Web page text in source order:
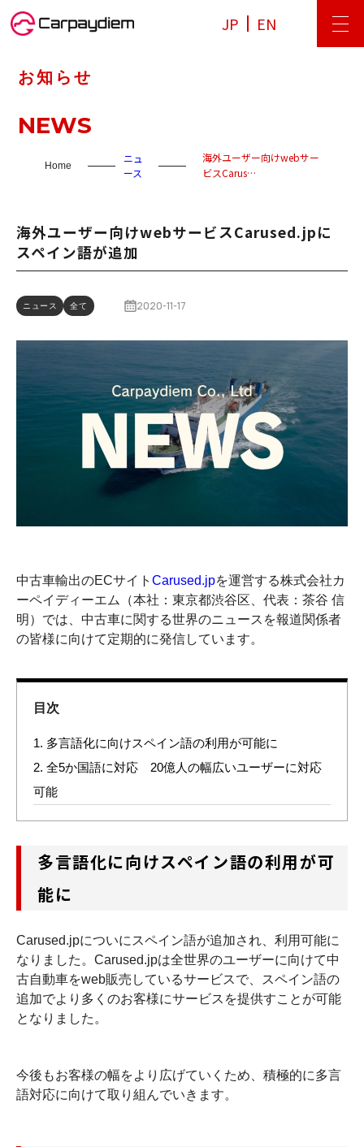
JP EN
お知らせ
NEWS
Home
ニュ
ース
海外ユーザー向けwebサー
ビスCarus…
海外ユーザー向けwebサービスCarused.jpに
スペイン語が追加
ニュース 全て 2020-11-17
中古車輸出のECサイト Carused.jpを運営する株式会社カ
ーペイディーエム（本社：東京都渋谷区、代表：茶谷 信
明）では、中古車に関する世界のニュースを報道関係者
の皆様に向けて定期的に発信しています。
目次
1. 多言語化に向けスペイン語の利用が可能に
2. 全5か国語に対応 20億人の幅広いユーザーに対応
可能
多言語化に向けスペイン語の利用が可
能に
Carused.jpについにスペイン語が追加され、利用可能に
なりました。Carused.jpは全世界のユーザーに向けて中
古自動車をweb販売しているサービスで、スペイン語の
追加でより多くのお客様にサービスを提供すことが可能
となりました。
今後もお客様の幅をより広げていくため、積極的に多言
語対応に向けて取り組んでいきます。